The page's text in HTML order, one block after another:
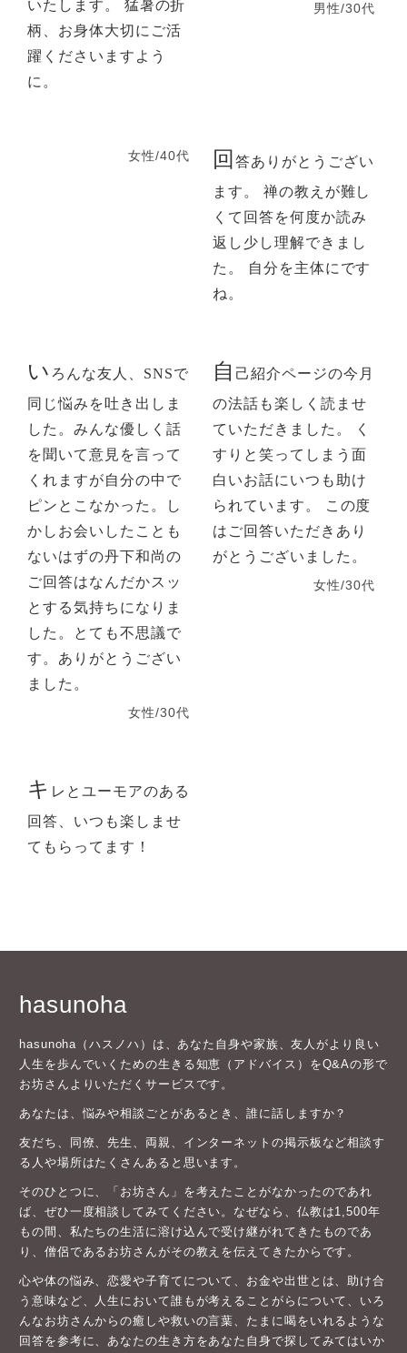
いたします。 猛暑の折
柄、お身体大切にご活
躍くださいますよう
に。
男性/30代
女性/40代 回 答ありがとうござい
ます。 禅の教えが難し
くて回答を何度か読み
返し少し理解できまし
た。 自分を主体にです
ね。
い ろんな友人、SNSで
同じ悩みを吐き出しま
した。みんな優しく話
を聞いて意見を言って
くれますが自分の中で
ピンとこなかった。し
かしお会いしたことも
ないはずの丹下和尚の
ご回答はなんだかスッ
とする気持ちになりま
した。とても不思議で
す。ありがとうござい
ました。
女性/30代
自 己紹介ページの今月
の法話も楽しく読ませ
ていただきました。 く
すりと笑ってしまう面
白いお話にいつも助け
られています。 この度
はご回答いただきあり
がとうございました。
女性/30代
キ レとユーモアのある
回答、いつも楽しませ
てもらってます！
hasunoha
hasunoha（ハスノハ）は、あなた自身や家族、友人がより良い
人生を歩んでいくための生きる知恵（アドバイス）をQ&Aの形で
お坊さんよりいただくサービスです。
あなたは、悩みや相談ごとがあるとき、誰に話しますか？
友だち、同僚、先生、両親、インターネットの掲示板など相談す
る人や場所はたくさんあると思います。
そのひとつに、「お坊さん」を考えたことがなかったのであれ
ば、ぜひ一度相談してみてください。なぜなら、仏教は1,500年
もの間、私たちの生活に溶け込んで受け継がれてきたものであ
り、僧侶であるお坊さんがその教えを伝えてきたからです。
心や体の悩み、恋愛や子育てについて、お金や出世とは、助け合
う意味など、人生において誰もが考えることがらについて、いろ
んなお坊さんからの癒しや救いの言葉、たまに喝をいれるような
回答を参考に、あなたの生き方をあなた自身で探してみてはいか